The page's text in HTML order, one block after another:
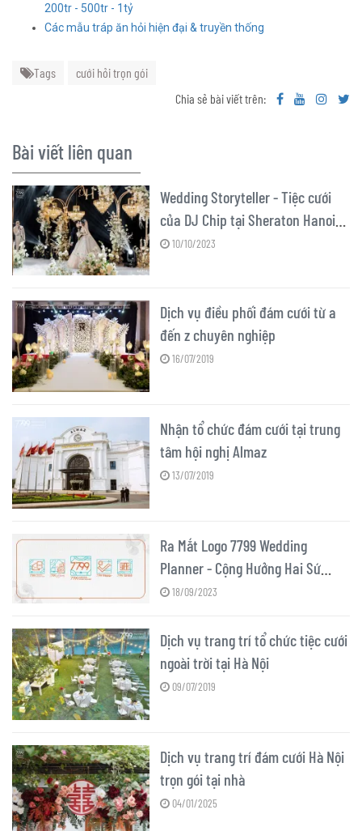
200tr - 500tr - 1tỷ
Các mẫu tráp ăn hỏi hiện đại & truyền thống
Tags
cưới hỏi trọn gói
Chia sẻ bài viết trên:
Bài viết liên quan
Wedding Storyteller - Tiệc cưới
của DJ Chip tại Sheraton Hanoi
Hotel
10/10/2023
Dịch vụ điều phối đám cưới từ a
đến z chuyên nghiệp
16/07/2019
Nhận tổ chức đám cưới tại trung
tâm hội nghị Almaz
13/07/2019
Ra Mắt Logo 7799 Wedding
Planner - Cộng Hưởng Hai Sứ
Mệnh Để Viết Tiếp Niềm Đam Mê
18/09/2023
Dịch vụ trang trí tổ chức tiệc cưới
ngoài trời tại Hà Nội
09/07/2019
Dịch vụ trang trí đám cưới Hà Nội
trọn gói tại nhà
04/01/2025